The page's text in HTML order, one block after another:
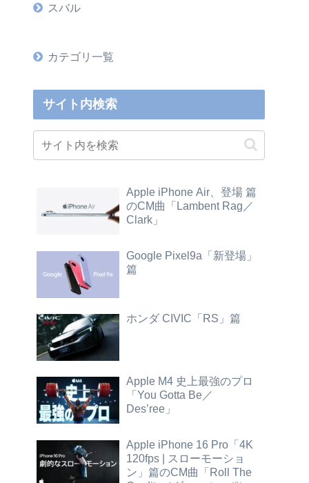
スバル
カテゴリ一覧
サイト内検索
Apple iPhone Air、登場 篇
のCM曲「Lambent Rag／
Clark」
Google Pixel9a「新登場」
篇
ホンダ CIVIC「RS」篇
Apple M4 史上最強のプロ
「You Gotta Be／
Des’ree」
Apple iPhone 16 Pro「4K
120fps | スローモーショ
ン」篇のCM曲「Roll The